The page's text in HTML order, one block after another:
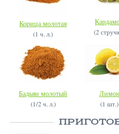
Корица молотая
(1 ч. л.) (2
Бадьян молотый
(1/2 ч. л.)
Лимон
(1 шт.)